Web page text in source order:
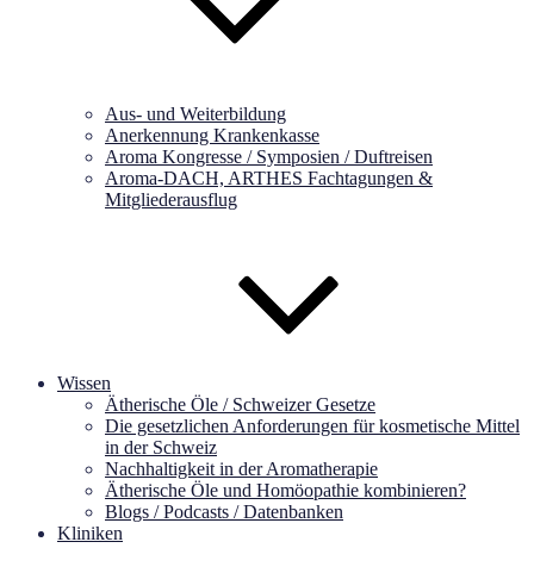
Aus- und Weiterbildung
Anerkennung Krankenkasse
Aroma Kongresse / Symposien / Duftreisen
Aroma-DACH, ARTHES Fachtagungen &
Mitgliederausflug
Wissen
Ätherische Öle / Schweizer Gesetze
Die gesetzlichen Anforderungen für kosmetische Mittel
in der Schweiz
Nachhaltigkeit in der Aromatherapie
Ätherische Öle und Homöopathie kombinieren?
Blogs / Podcasts / Datenbanken
Kliniken